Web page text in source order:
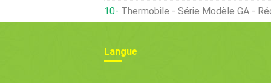
Thermobile - Série Modèle GA -
Langue